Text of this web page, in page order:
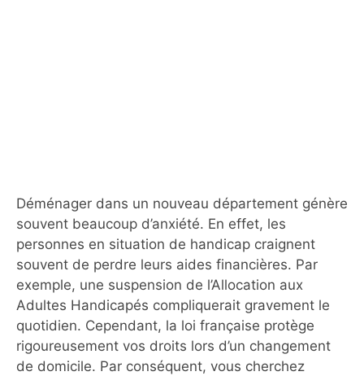
Déménager dans un nouveau département génère
souvent beaucoup d’anxiété. En effet, les
personnes en situation de handicap craignent
souvent de perdre leurs aides financières. Par
exemple, une suspension de l’Allocation aux
Adultes Handicapés compliquerait gravement le
quotidien. Cependant, la loi française protège
rigoureusement vos droits lors d’un changement
de domicile. Par conséquent, vous cherchez